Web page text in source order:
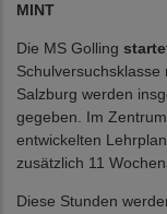
MINT
Die MS Golling
Schulversuchsklasse
Salzburg werden
gegeben. Im
entwickelten
zusätzlich 11
Diese Stunden